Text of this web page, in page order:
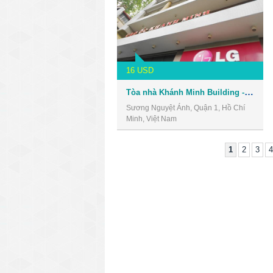
16 USD
Tòa nhà Khánh Minh Building - Văn phòng cho thuê Quận 1
Sương Nguyệt Ánh, Quận 1, Hồ Chí
Minh, Việt Nam
1 2 3 4